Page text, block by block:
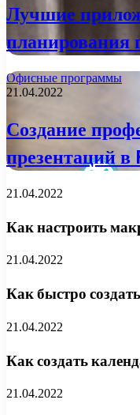
Лучшие
планирования
Офисные программы
21.04.2022
Создание
презентаций
21.04.2022
Как настроить
21.04.2022
Как быстро
21.04.2022
Как создать
21.04.2022